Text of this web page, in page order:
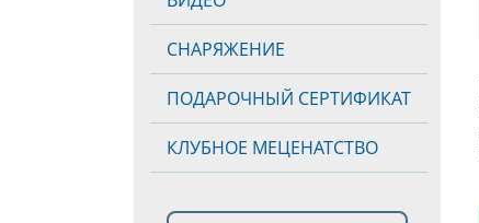
СНАРЯЖЕНИЕ
ПОДАРОЧНЫЙ СЕРТИФИКАТ
КЛУБНОЕ МЕЦЕНАТСТВО